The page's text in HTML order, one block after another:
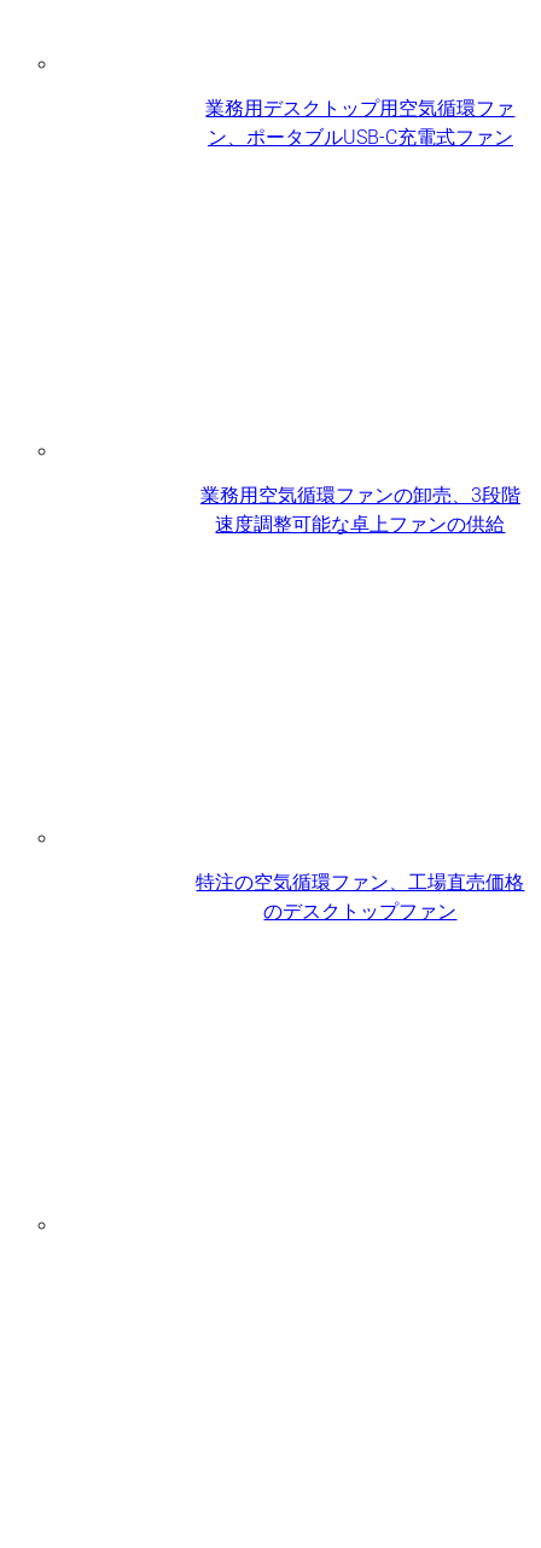
業務用デスクトップ用空気循環ファ
ン、ポータブルUSB-C充電式ファン
業務用空気循環ファンの卸売、3段階
速度調整可能な卓上ファンの供給
特注の空気循環ファン、工場直売価格
のデスクトップファン